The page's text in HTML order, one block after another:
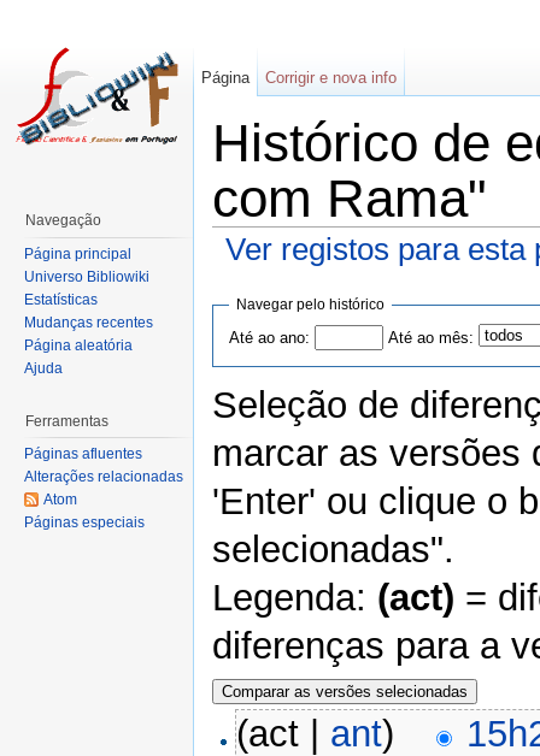
Histórico de
com Rama"
Ver registos para esta
Navegar pelo histórico
Até ao ano: Até ao mês:
Seleção de
marcar as versões
'Enter' ou clique o
selecionadas".
Legenda: (act) =
diferenças para a
(act | ant)
Página Corrigir e nova info
Navegação
Página principal
Universo Bibliowiki
Estatísticas
Mudanças recentes
Página aleatória
Ajuda
Ferramentas
Páginas afluentes
Alterações relacionadas
Atom
Páginas especiais